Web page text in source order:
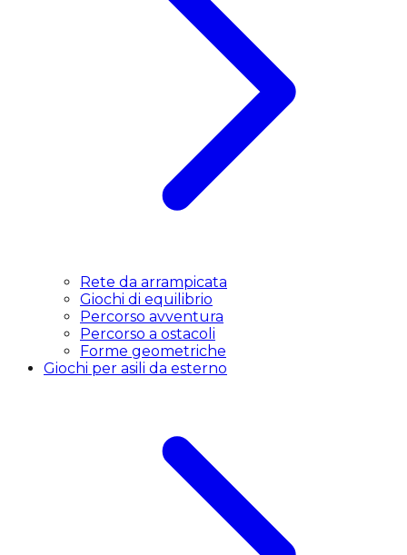
Rete da arrampicata
Giochi di equilibrio
Percorso avventura
Percorso a ostacoli
Forme geometriche
Giochi per asili da esterno